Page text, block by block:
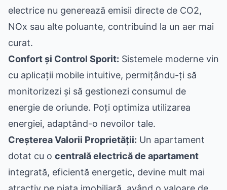
electrice nu generează emisii directe de CO2,
NOx sau alte poluante, contribuind la un aer mai
curat.
Confort și Control Sporit: Sistemele moderne vin
cu aplicații mobile intuitive, permițându-ți să
monitorizezi și să gestionezi consumul de
energie de oriunde. Poți optimiza utilizarea
energiei, adaptând-o nevoilor tale.
Creșterea Valorii Proprietății: Un apartament
dotat cu o centrală electrică de apartament
integrată, eficientă energetic, devine mult mai